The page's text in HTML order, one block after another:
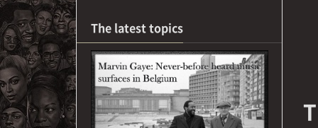
The latest topics